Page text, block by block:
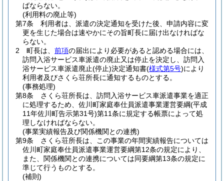
ばならない。
(利用料の廃止等)
第7条
利用者は、派遣の決定通知を受けた後、申請内容に変
更を生じた場合は速やかにその旨町長に届け出なければな
らない。
2
町長は、 前項の届出により必要があると認める場合には、
訪問入浴サービス車派遣の廃止又は停止を決定し、訪問入
浴サービス車派遣廃止(停止)決定通知書(様式第5号)により
利用者及びさくら荘所長に通知するものとする。
(事務処理)
第8条
さくら荘所長は、訪問入浴サービス車派遣事業を適正
に処理するため、佐川町家庭奉仕員派遣事業運営要綱(平成
11年佐川町告示第31号)第11条に規定する帳票によって処
理しなければならない。
(事業実績報告及び関係機関との連携)
第9条
さくら荘所長は、この事業の年間実績報告については
佐川町家庭奉仕員派遣事業運営要綱第12条の規定により、
また、関係機関との連携については同要綱第13条の規定に
準じて行うものとする。
(補則)